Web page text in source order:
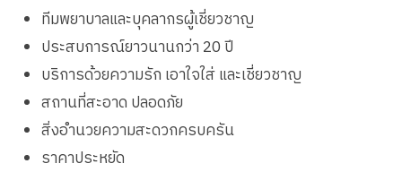
ทีมพยาบาลและบุคลากรผู้เชี่ยวชาญ
ประสบการณ์ยาวนานกว่า 20 ปี
บริการด้วยความรัก เอาใจใส่ และเชี่ยวชาญ
สถานที่สะอาด ปลอดภัย
สิ่งอำนวยความสะดวกครบครัน
ราคาประหยัด